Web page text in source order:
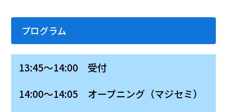
プログラム
13:45～14:00 受付
14:00～14:05 オープニング（マジセミ）